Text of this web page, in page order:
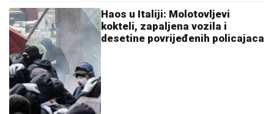
Haos u Italiji: Molotovljevi
kokteli, zapaljena vozila i
desetine povrijeđenih policajaca